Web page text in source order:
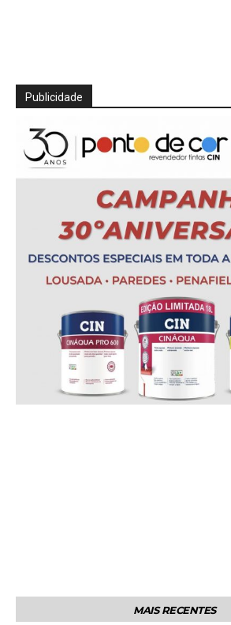
Publicidade
MAIS RECENTES